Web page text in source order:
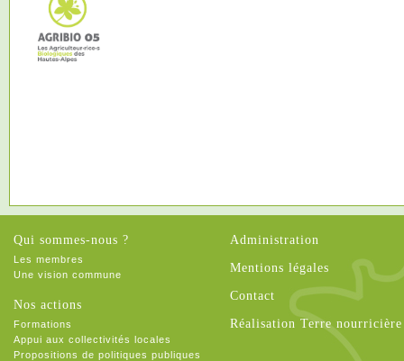
Qui sommes-nous ?
Les membres
Une vision commune
Nos actions
Formations
Appui aux collectivités locales
Propositions de politiques publiques
Administration
Mentions légales
Contact
Réalisation Terre nourricière